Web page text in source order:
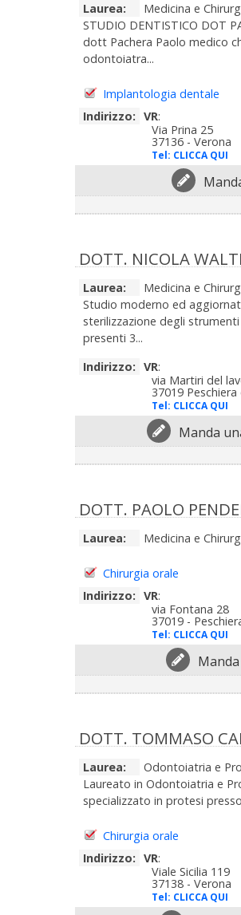
Laurea:
Medicina e
STUDIO DENTISTICO DOT
dott Pachera Paolo medico
odontoiatra...
Implantologia dentale
Indirizzo: VR:
Via Prina 25
37136 - Verona
Tel: CLICCA QUI
DOTT. NICOLA
Laurea:
Medicina e
Studio moderno ed
sterilizzazione degli
presenti 3...
Indirizzo: VR:
via Martiri del
37019
Tel: CLICCA QUI
Manda
DOTT. PAOLO
Laurea: Medicina e
Chirurgia orale
Indirizzo: VR:
via Fontana 28
37019 -
Tel: CLICCA QUI
DOTT. TOMMASO
Laurea:
Odontoiatria e
Laureato in Odontoiatria e
specializzato in protesi
Chirurgia orale
Indirizzo: VR:
Viale Sicilia 119
37138 - Verona
Tel: CLICCA QUI